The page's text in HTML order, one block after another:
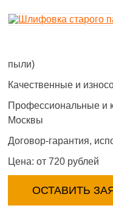
пыли)
Качественные и
Профессиональные и
Москвы
Договор-гарантия,
Цена: от 720 рублей
ОСТАВИТЬ